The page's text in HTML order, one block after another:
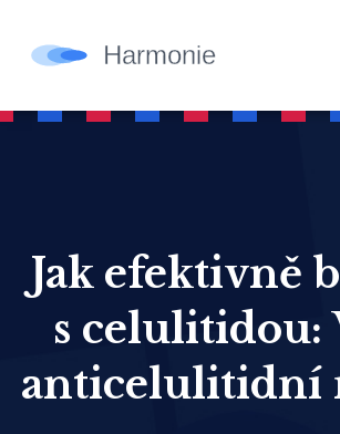
Jak efektivně
s celulitidou:
anticelulitidní